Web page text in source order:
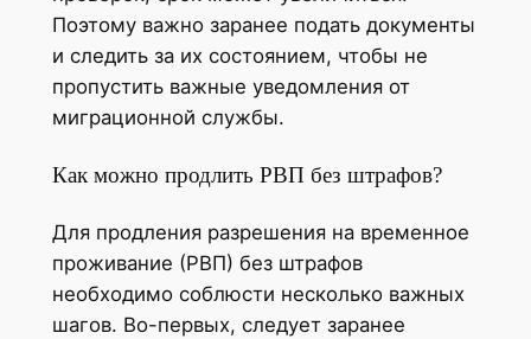
Поэтому важно заранее подать документы
и следить за их состоянием, чтобы не
пропустить важные уведомления от
миграционной службы.
Как можно продлить РВП без штрафов?
Для продления разрешения на временное
проживание (РВП) без штрафов
необходимо соблюсти несколько важных
шагов. Во-первых, следует заранее